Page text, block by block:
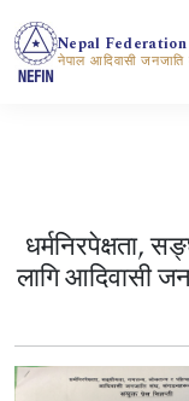
Nepal
नेपाल आदिवासी
धर्मनिरपेक्षता,
लागि आदिवासी